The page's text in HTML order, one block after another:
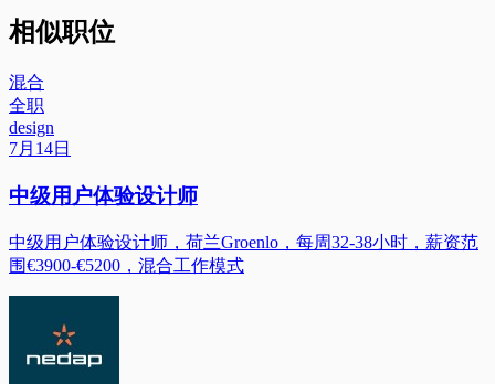
相似职位
混合
全职
design
7月14日
中级用户体验设计师
中级用户体验设计师，荷兰Groenlo，每周32-38小时，薪资范
围€3900-€5200，混合工作模式